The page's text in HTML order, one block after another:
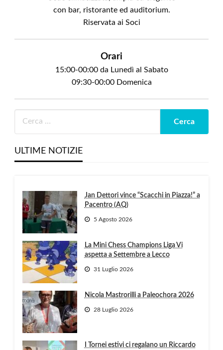
con bar, ristorante ed auditorium.
Riservata ai Soci
Orari
15:00-00:00 da Lunedì al Sabato
09:30-00:00 Domenica
ULTIME NOTIZIE
Jan Dettori vince “Scacchi in Piazza!” a
Pacentro (AQ)
5 Agosto 2026
La Mini Chess Champions Liga Vi
aspetta a Settembre a Lecco
31 Luglio 2026
Nicola Mastrorilli a Paleochora 2026
28 Luglio 2026
I Tornei estivi ci regalano un Riccardo